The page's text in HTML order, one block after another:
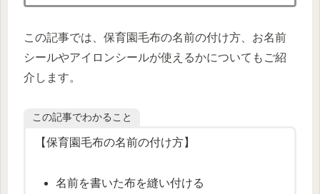
この記事では、保育園毛布の名前の付け方、お名前
シールやアイロンシールが使えるかについてもご紹
介します。
この記事でわかること
【保育園毛布の名前の付け方】
名前を書いた布を縫い付ける